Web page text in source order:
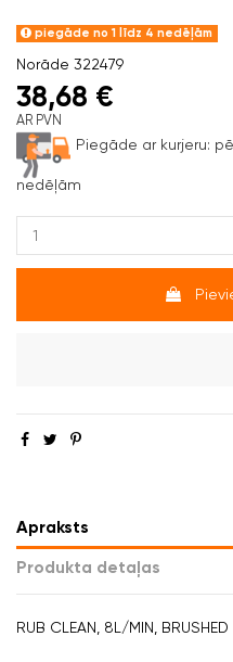
piegāde no 1 līdz 4 nedēļām
Norāde 322479
38,68 €
AR PVN
Piegāde ar kurjeru:
nedēļām
Apraksts
Produkta detaļas
RUB CLEAN, 8L/MIN, BRUSHED